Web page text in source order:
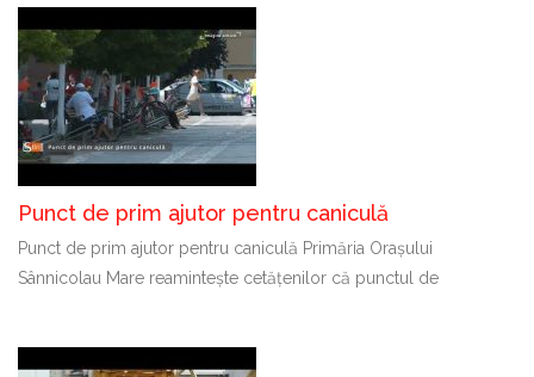
Punct de prim ajutor pentru caniculă
Punct de prim ajutor pentru caniculă Primăria Orașului
Sânnicolau Mare reamintește cetățenilor că punctul de